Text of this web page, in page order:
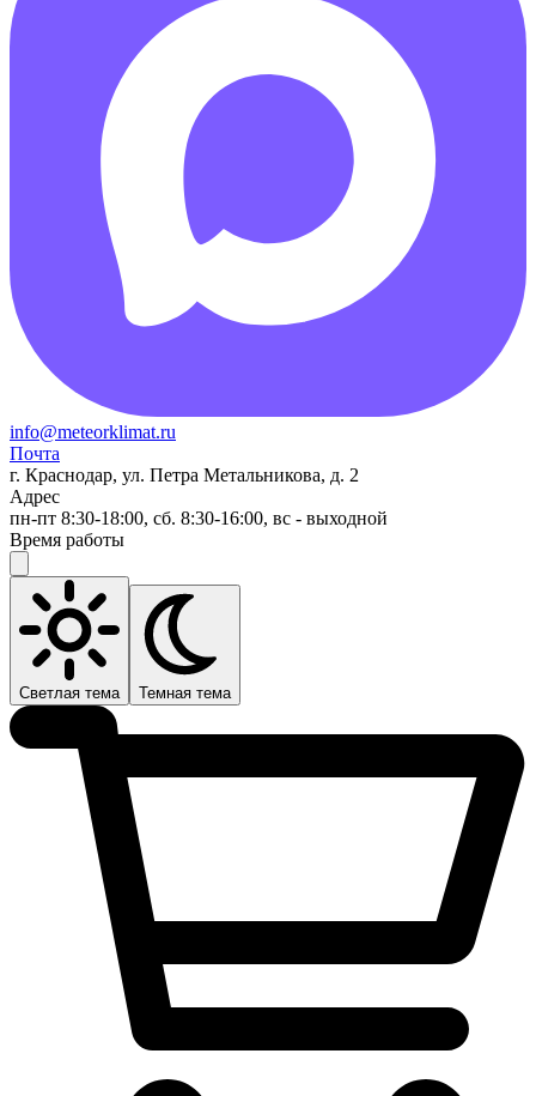
info@meteorklimat.ru
Почта
г. Краснодар, ул. Петра Метальникова, д. 2
Адрес
пн-пт 8:30-18:00, сб. 8:30-16:00, вс - выходной
Время работы
Светлая тема Темная тема